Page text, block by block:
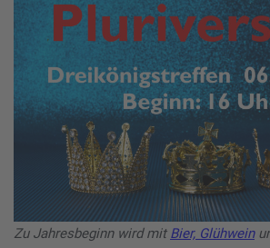
Zu Jahresbeginn wird mit Bier, Glühwein